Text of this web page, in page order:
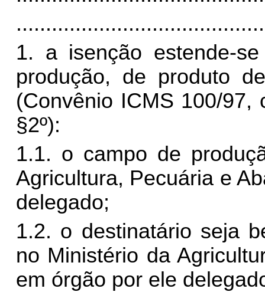
1. a isenção estende-
produção, de produto
(Convênio ICMS 100/97,
§2º):
1.1. o campo de
Agricultura, Pecuária e
delegado;
1.2. o destinatário seja
no Ministério da
em órgão por ele